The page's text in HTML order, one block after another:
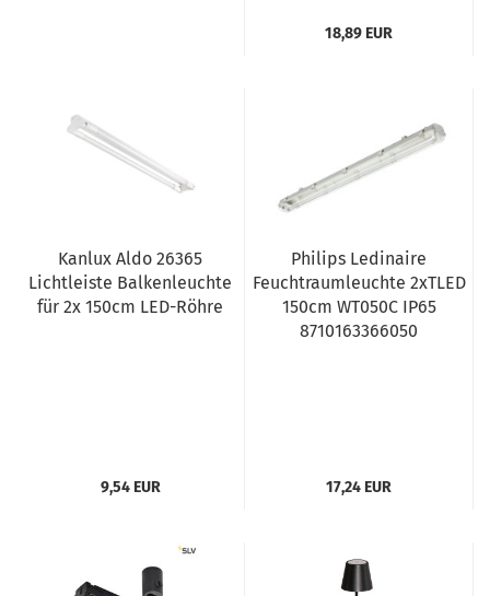
18,89 EUR
Kanlux Aldo 26365
Lichtleiste Balkenleuchte
für 2x 150cm LED-Röhre
9,54 EUR
Philips Ledinaire
Feuchtraumleuchte 2xTLED
150cm WT050C IP65
8710163366050
17,24 EUR